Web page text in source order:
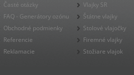
Časté otázky
FAQ - Generátory ozónu
Obchodné podmienky
Referencie
Reklamacie
Vlajky SR
Štátne vlajky
Stolové vlajočky
Firemné vlajky
Stožiare vlajok